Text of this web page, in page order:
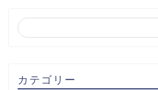
カテゴリー